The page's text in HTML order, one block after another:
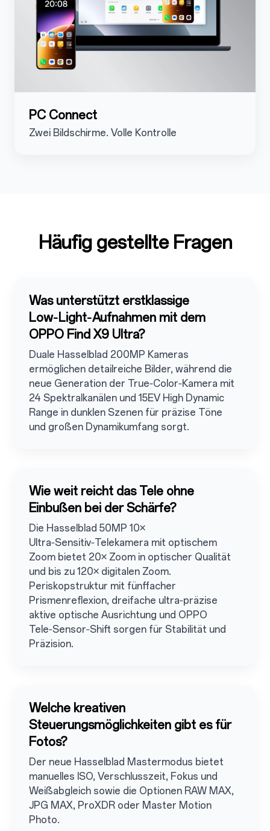
PC Connect
Zwei Bildschirme. Volle Kontrolle
Häufig gestellte Fragen
Was unterstützt erstklassige
Low‑Light‑Aufnahmen mit dem
OPPO Find X9 Ultra?
Duale Hasselblad 200MP Kameras
ermöglichen detailreiche Bilder, während die
neue Generation der True‑Color‑Kamera mit
24 Spektralkanälen und 15EV High Dynamic
Range in dunklen Szenen für präzise Töne
und großen Dynamikumfang sorgt.
Wie weit reicht das Tele ohne
Einbußen bei der Schärfe?
Die Hasselblad 50MP 10×
Ultra‑Sensitiv‑Telekamera mit optischem
Zoom bietet 20× Zoom in optischer Qualität
und bis zu 120× digitalen Zoom.
Periskopstruktur mit fünffacher
Prismenreflexion, dreifache ultra‑präzise
aktive optische Ausrichtung und OPPO
Tele‑Sensor‑Shift sorgen für Stabilität und
Präzision.
Welche kreativen
Steuerungsmöglichkeiten gibt es für
Fotos?
Der neue Hasselblad Mastermodus bietet
manuelles ISO, Verschlusszeit, Fokus und
Weißabgleich sowie die Optionen RAW MAX,
JPG MAX, ProXDR oder Master Motion
Photo.